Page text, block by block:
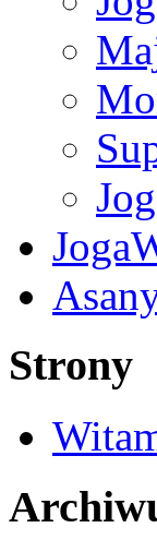
Strony